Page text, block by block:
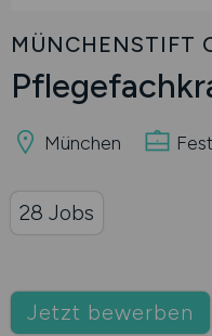
MÜNCHENSTIFT
München
Jetzt bewerben
28 Jobs